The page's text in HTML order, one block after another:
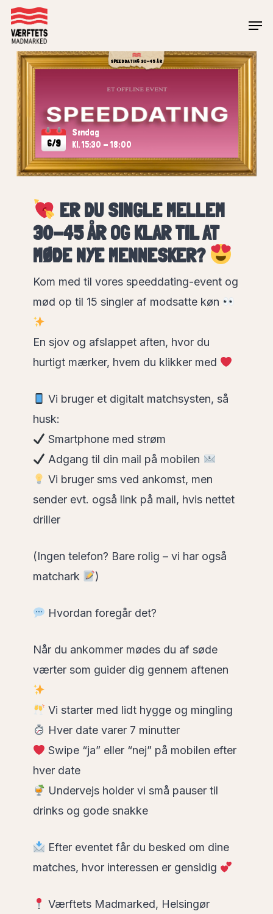
Skip
main
content
SPEEDDATING 30-45 ÅR
6/9
Søndag
Kl. 15:30 - 18:00
ER DU SINGLE MELLEM
30-45 ÅR OG KLAR TIL AT
MØDE NYE MENNESKER?
Kom med til vores speeddating-event og
mød op til 15 singler af modsatte køn
En sjov og afslappet aften, hvor du
hurtigt mærker, hvem du klikker med
Vi bruger et digitalt matchsysten, så
husk:
Smartphone med strøm
Adgang til din mail på mobilen
Vi bruger sms ved ankomst, men
sender evt. også link på mail, hvis nettet
driller
(Ingen telefon? Bare rolig – vi har også
matchark
)
Hvordan foregår det?
Når du ankommer mødes du af søde
værter som guider dig gennem aftenen
Vi starter med lidt hygge og mingling
Hver date varer 7 minutter
Swipe “ja” eller “nej” på mobilen efter
hver date
Undervejs holder vi små pauser til
drinks og gode snakke
Efter eventet får du besked om dine
matches, hvor interessen er gensidig
Værftets Madmarked, Helsingør
Menu